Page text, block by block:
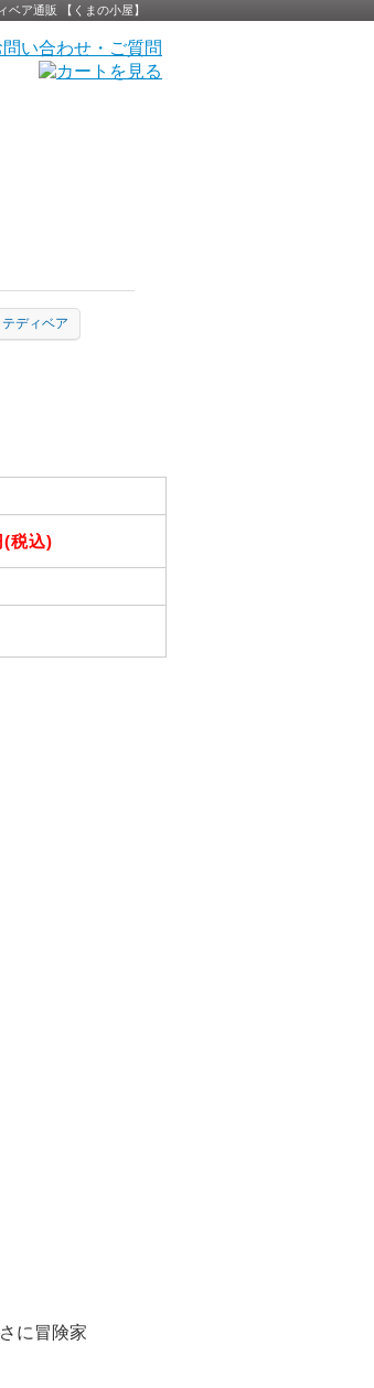
ア通販 【くまの小屋】
テディベア
(税込)
に冒険家